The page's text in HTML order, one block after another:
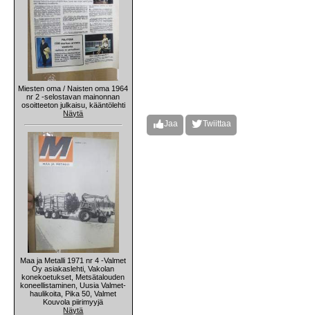
Miesten oma / Naisten oma 1964
nr 2 -selostavan mainonnan
osoitteeton julkaisu, kääntölehti
Näytä
Maa ja Metalli 1971 nr 4 -Valmet
Oy asiakaslehti, Vakolan
konekoetukset, Metsätalouden
koneellistaminen, Uusia Valmet-
haulikoita, Pika 50, Valmet
Kouvola piirimyyjä
Näytä
Jaa Twiittaa